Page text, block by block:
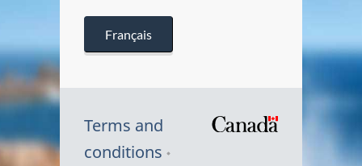
Français
Terms and
conditions
Symbole